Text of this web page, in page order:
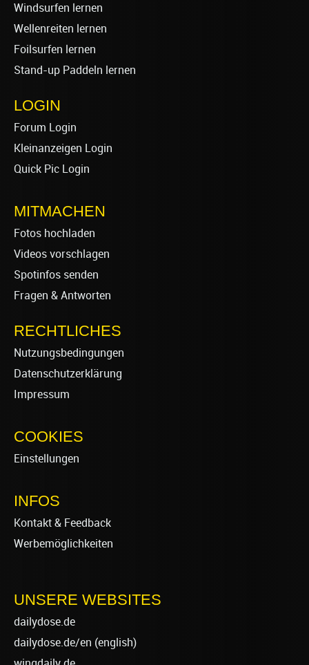
Windsurfen lernen
Wellenreiten lernen
Foilsurfen lernen
Stand-up Paddeln lernen
LOGIN
Forum Login
Kleinanzeigen Login
Quick Pic Login
MITMACHEN
Fotos hochladen
Videos vorschlagen
Spotinfos senden
Fragen & Antworten
RECHTLICHES
Nutzungsbedingungen
Datenschutzerklärung
Impressum
COOKIES
Einstellungen
INFOS
Kontakt & Feedback
Werbemöglichkeiten
UNSERE WEBSITES
dailydose.de
dailydose.de/en (english)